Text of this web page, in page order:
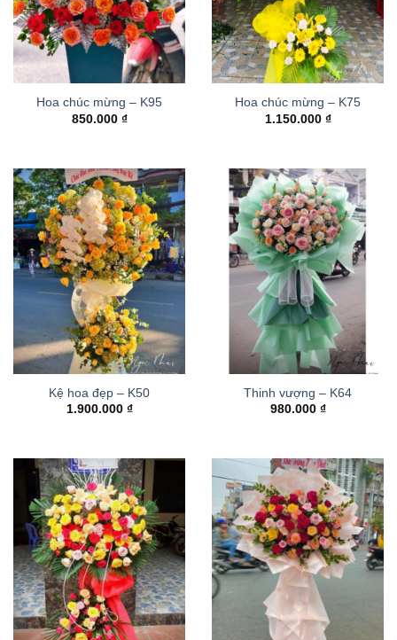
Hoa chúc mừng – K95
850.000 ₫
Hoa chúc mừng – K75
1.150.000 ₫
Kệ hoa đẹp – K50
1.900.000 ₫
Thinh vượng – K64
980.000 ₫